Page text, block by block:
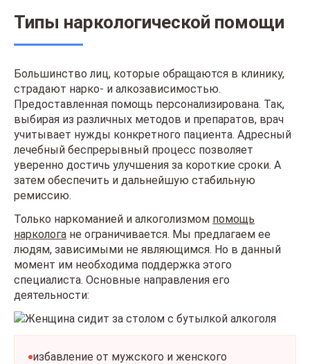
Типы наркологической помощи
Большинство лиц, которые обращаются в клинику,
страдают нарко- и алкозависимостью.
Предоставленная помощь персонализирована. Так,
выбирая из различных методов и препаратов, врач
учитывает нужды конкретного пациента. Адресный
лечебный беспрерывный процесс позволяет
уверенно достичь улучшения за короткие сроки. А
затем обеспечить и дальнейшую стабильную
ремиссию.
Только наркоманией и алкоголизмом помощь
нарколога не ограничивается. Мы предлагаем ее
людям, зависимыми не являющимся. Но в данный
момент им необходима поддержка этого
специалиста. Основные направления его
деятельности:
избавление от мужского и женского